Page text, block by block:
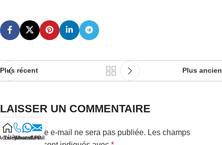
Plus récent Plus ancien
LAISSER UN COMMENTAIRE
Votre adresse e-mail ne sera pas publiée. Les champs
Téléphone
WhatsAPP
Email